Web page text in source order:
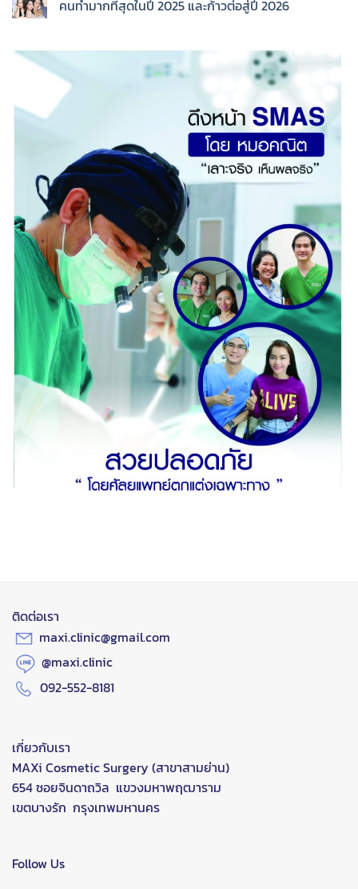
คนทำมากที่สุดในปี 2025 และก้าวต่อสู่ปี 2026
ติดต่อเรา
maxi.clinic@gmail.com
@maxi.clinic
092-552-8181
เกี่ยวกับเรา
MAXi Cosmetic Surgery (สาขาสามย่าน)
654 ซอยจินดาถวิล แขวงมหาพฤฒาราม
เขตบางรัก กรุงเทพมหานคร
Follow Us